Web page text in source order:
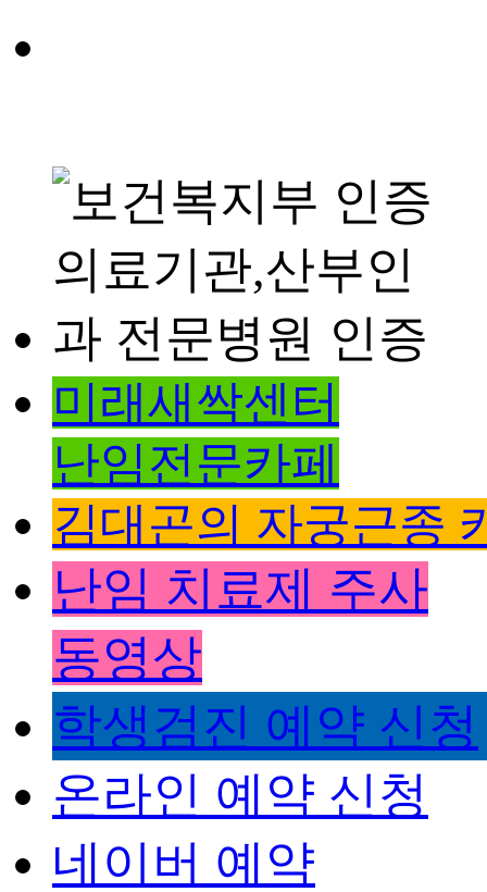
미래새싹센터
난임전문카페
김대곤의 자궁근종
난임 치료제 주사
동영상
학생검진 예약 신청
온라인 예약 신청
네이버 예약